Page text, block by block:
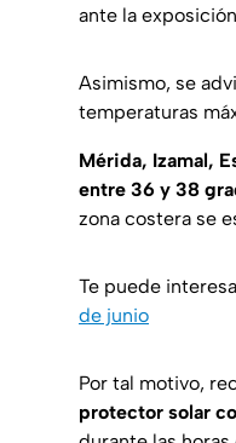
ante la
Asimismo, se
temperaturas
Mérida, Izamal,
entre 36 y 38
zona costera se
Te puede
de junio
Por tal motivo,
protector solar